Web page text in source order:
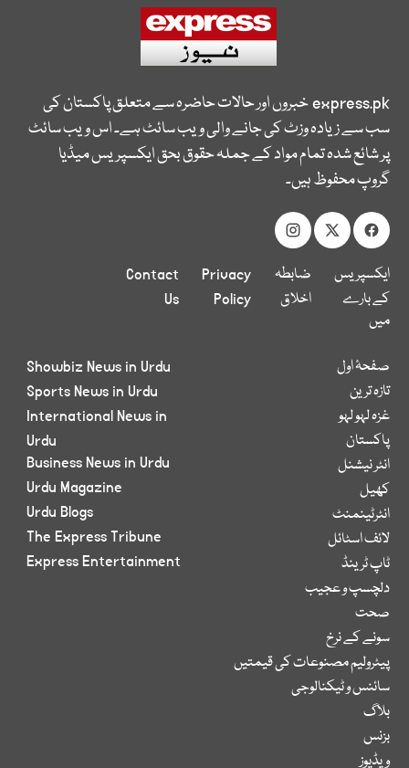
express.pkخبروں اور حالات حاضرہ سے متعلق پاکستان کی
سب سے زیادہ وزٹ کی جانے والی ویب سائٹ ہے۔ اس ویب سائٹ
پر شائع شدہ تمام مواد کے جملہ حقوق بحق ایکسپریس میڈیا
گروپ محفوظ ہیں۔
ایکسپریس
کے بارے
میں
ضابطہ
اخلاق
Privacy
Policy
Contact
Us
صفحۂ اول
تازہ ترین
غزہ لہو لہو
پاکستان
انٹر نیشنل
کھیل
انٹرٹینمنٹ
لائف اسٹائل
ٹاپ ٹرینڈ
دلچسپ و عجیب
صحت
سونے کے نرخ
پیٹرولیم مصنوعات کی قیمتیں
سائنس و ٹیکنالوجی
بلاگ
بزنس
ویڈیوز
Showbiz News in Urdu
Sports News in Urdu
International News in
Urdu
Business News in Urdu
Urdu Magazine
Urdu Blogs
The Express Tribune
Express Entertainment